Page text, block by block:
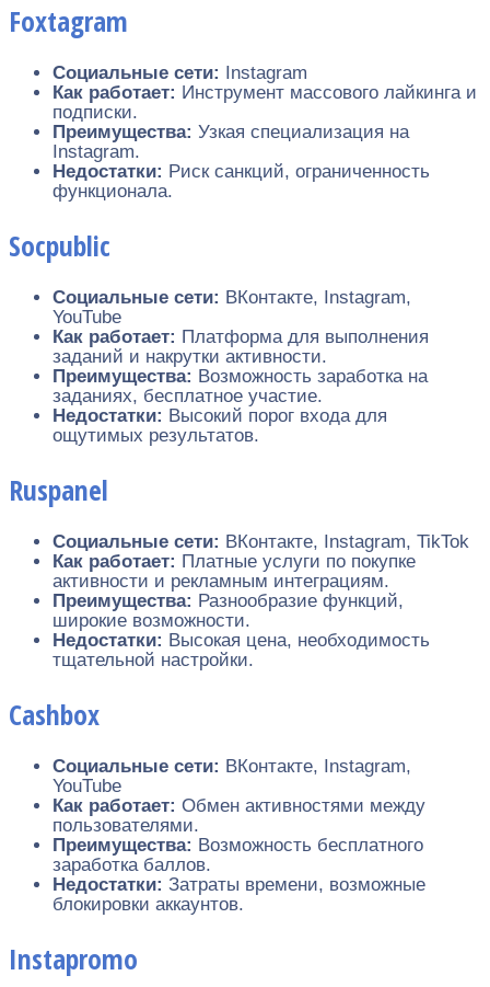
Foxtagram
Социальные сети:
Instagram
Как работает: Инструмент массового лайкинга и
подписки.
Преимущества: Узкая специализация на
Instagram.
Недостатки: Риск санкций, ограниченность
функционала.
Socpublic
Социальные сети: ВКонтакте, Instagram,
YouTube
Как работает: Платформа для выполнения
заданий и накрутки активности.
Преимущества: Возможность заработка на
заданиях, бесплатное участие.
Недостатки: Высокий порог входа для
ощутимых результатов.
Ruspanel
Социальные сети: ВКонтакте, Instagram, TikTok
Как работает: Платные услуги по покупке
активности и рекламным интеграциям.
Преимущества: Разнообразие функций,
широкие возможности.
Недостатки: Высокая цена, необходимость
тщательной настройки.
Cashbox
Социальные сети: ВКонтакте, Instagram,
YouTube
Как работает: Обмен активностями между
пользователями.
Преимущества: Возможность бесплатного
заработка баллов.
Недостатки: Затраты времени, возможные
блокировки аккаунтов.
Instapromo